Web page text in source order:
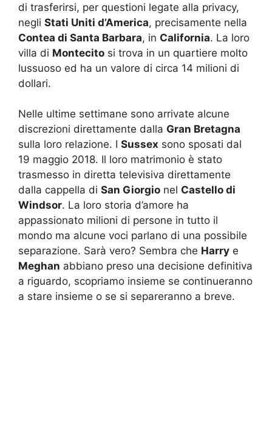
di trasferirsi, per questioni legate alla privacy,
negli Stati Uniti d’America, precisamente nella
Contea di Santa Barbara, in California. La loro
villa di Montecito si trova in un quartiere molto
lussuoso ed ha un valore di circa 14 milioni di
dollari.
Nelle ultime settimane sono arrivate alcune
discrezioni direttamente dalla Gran Bretagna
sulla loro relazione. I Sussex sono sposati dal
19 maggio 2018. Il loro matrimonio è stato
trasmesso in diretta televisiva direttamente
dalla cappella di San Giorgio nel Castello di
Windsor. La loro storia d’amore ha
appassionato milioni di persone in tutto il
mondo ma alcune voci parlano di una possibile
separazione. Sarà vero? Sembra che Harry e
Meghan abbiano preso una decisione definitiva
a riguardo, scopriamo insieme se continueranno
a stare insieme o se si separeranno a breve.